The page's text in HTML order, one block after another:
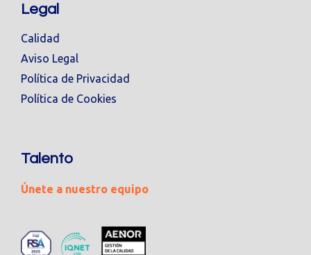
Legal
Calidad
Aviso Legal
Política de Privacidad
Política de Cookies
Talento
Únete a nuestro equipo